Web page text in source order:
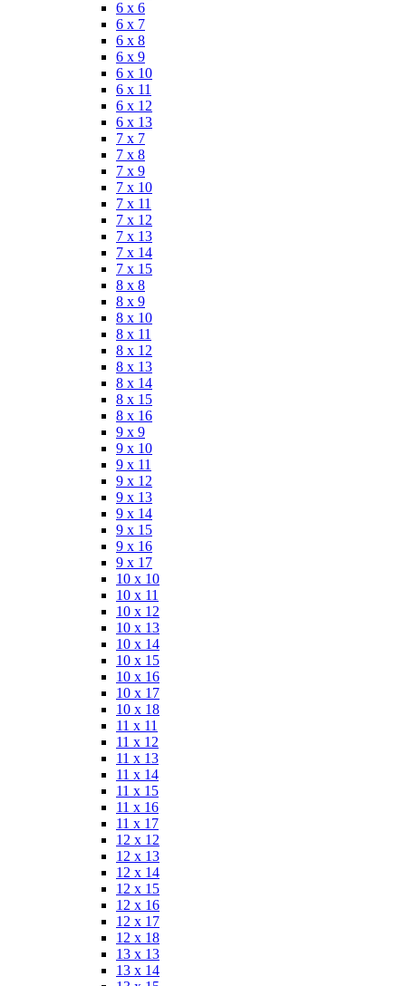
6 x 6
6 x 7
6 x 8
6 x 9
6 x 10
6 x 11
6 x 12
6 x 13
7 x 7
7 x 8
7 x 9
7 x 10
7 x 11
7 x 12
7 x 13
7 x 14
7 x 15
8 x 8
8 x 9
8 x 10
8 x 11
8 x 12
8 x 13
8 x 14
8 x 15
8 x 16
9 x 9
9 x 10
9 x 11
9 x 12
9 x 13
9 x 14
9 x 15
9 x 16
9 x 17
10 x 10
10 x 11
10 x 12
10 x 13
10 x 14
10 x 15
10 x 16
10 x 17
10 x 18
11 x 11
11 x 12
11 x 13
11 x 14
11 x 15
11 x 16
11 x 17
12 x 12
12 x 13
12 x 14
12 x 15
12 x 16
12 x 17
12 x 18
13 x 13
13 x 14